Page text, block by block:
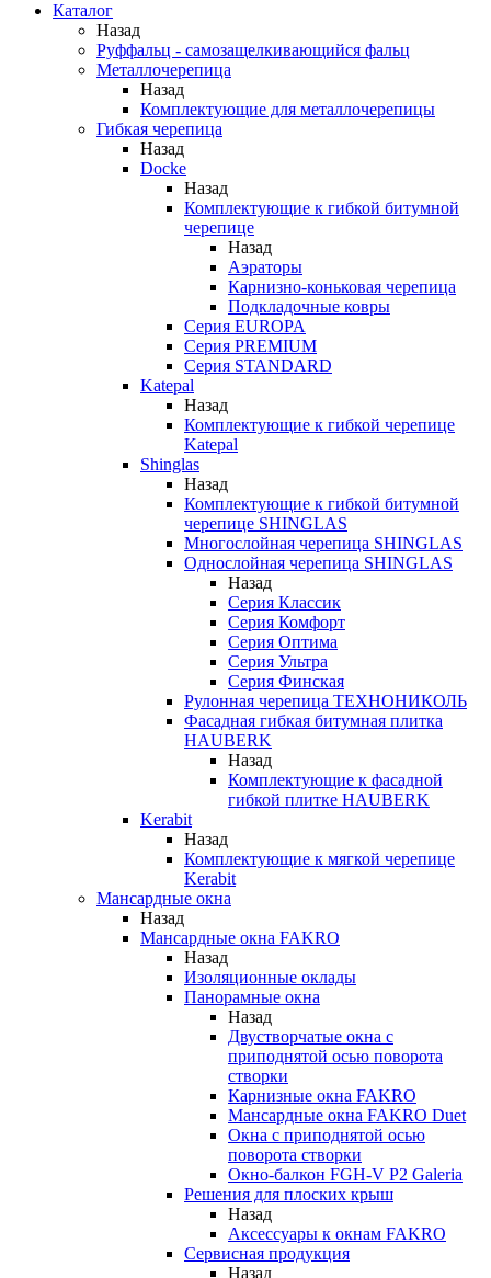
Каталог
Назад
Руффальц - самозащелкивающийся фальц
Металлочерепица
Назад
Комплектующие для металлочерепицы
Гибкая черепица
Назад
Docke
Назад
Комплектующие к гибкой битумной
черепице
Назад
Аэраторы
Карнизно-коньковая черепица
Подкладочные ковры
Серия EUROPA
Серия PREMIUM
Серия STANDARD
Katepal
Назад
Комплектующие к гибкой черепице
Katepal
Shinglas
Назад
Комплектующие к гибкой битумной
черепице SHINGLAS
Многослойная черепица SHINGLAS
Однослойная черепица SHINGLAS
Назад
Серия Классик
Серия Комфорт
Серия Оптима
Серия Ультра
Серия Финская
Рулонная черепица ТЕХНОНИКОЛЬ
Фасадная гибкая битумная плитка
HAUBERK
Назад
Комплектующие к фасадной
гибкой плитке HAUBERK
Kerabit
Назад
Комплектующие к мягкой черепице
Kerabit
Мансардные окна
Назад
Мансардные окна FAKRO
Назад
Изоляционные оклады
Панорамные окна
Назад
Двустворчатые окна с
приподнятой осью поворота
створки
Карнизные окна FAKRO
Мансардные окна FAKRO Duet
Окна с приподнятой осью
поворота створки
Окно-балкон FGH-V P2 Galeria
Решения для плоских крыш
Назад
Аксессуары к окнам FAKRO
Сервисная продукция
Назад